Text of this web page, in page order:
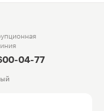
04-77